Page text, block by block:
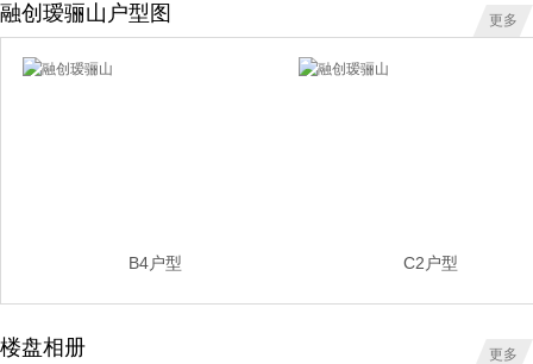
融创瑷骊山户型图 更多
B4户型 C2户型
楼盘相册 更多